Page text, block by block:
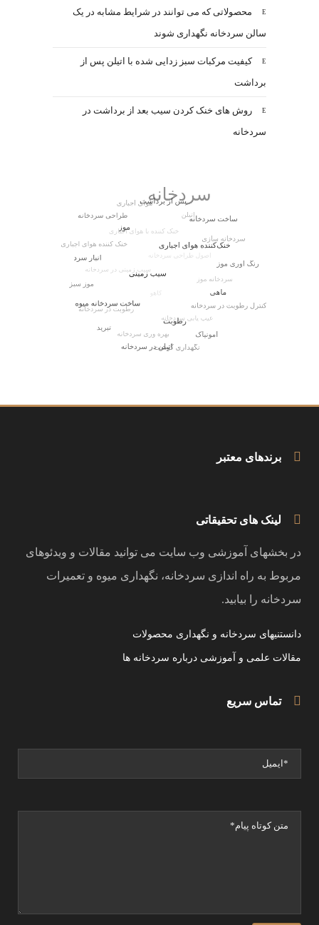
محصولاتی که می توانند در شرایط مشابه در یک
سالن سردخانه نگهداری شوند
کیفیت مرکبات سبز زدایی شده با اتیلن پس از
برداشت
روش های خنک کردن سیب بعد از برداشت در
سردخانه
برندهای معتبر
لینک های تحقیقاتی
در بخشهای آموزشی وب سایت می توانید مقالات و ویدئوهای
مربوط به راه اندازی سردخانه، نگهداری میوه و تعمیرات
سردخانه را بیابید.
دانستنیهای سردخانه و نگهداری محصولات
مقالات علمی و آموزشی درباره سردخانه ها
تماس سریع